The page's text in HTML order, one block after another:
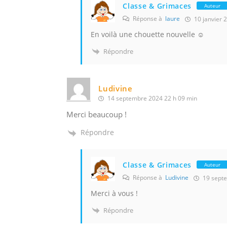
Classe & Grimaces Auteur
Réponse à laure 10 janvier
En voilà une chouette nouvelle ☺️
Répondre
Ludivine
14 septembre 2024 22 h 09 min
Merci beaucoup !
Répondre
Classe & Grimaces Auteur
Réponse à Ludivine 19
Merci à vous !
Répondre